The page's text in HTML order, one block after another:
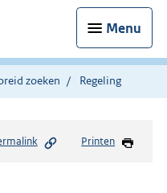
Menu
zoeken Regeling
Printen